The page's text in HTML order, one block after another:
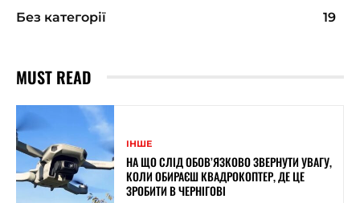
Без категорії
19
MUST READ
ІНШЕ
НА ЩО СЛІД ОБОВ’ЯЗКОВО ЗВЕРНУТИ УВАГУ,
КОЛИ ОБИРАЄШ КВАДРОКОПТЕР, ДЕ ЦЕ
ЗРОБИТИ В ЧЕРНІГОВІ